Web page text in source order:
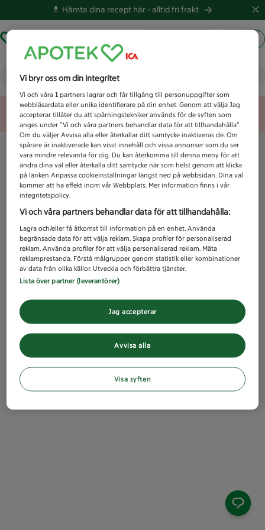
💊 Hämta dina recept här -alltid fri frakt
Vad letar du efter idag?
Unknown error
Vi bryr oss om din integritet
Vi och våra1 partners lagrar och får tillgång till personuppgifter som
webbläsardata eller unika identifierare på din enhet. Genom att välja Jag
accepterar tillåter du att spårningstekniker används för de syften som
anges under ”Vi och våra partners behandlar data för att tillhandahålla”.
Om du väljer Avvisa alla eller återkallar ditt samtycke inaktiveras de. Om
spårare är inaktiverade kan visst innehåll och vissa annonser som du ser
vara mindre relevanta för dig. Du kan återkomma till denna meny för att
ändra dina val eller återkalla ditt samtycke när som helst genom att klicka
på länken Anpassa cookieinställningar längst ned på webbsidan. Dina val
kommer att ha effekt inom vår Webbplats. Mer information finns i vår
integritetspolicy.
Vi och våra partners behandlar data för att tillhandahålla:
Lagra och/eller få åtkomst till information på en enhet. Använda
begränsade data för att välja reklam. Skapa profiler för personaliserad
reklam. Använda profiler för att välja personaliserad reklam. Mäta
reklamprestanda. Förstå målgrupper genom statistik eller kombinationer
av data från olika källor. Utveckla och förbättra tjänster.
Lista över partner (leverantörer)
Avvisa alla
Jag accepterar
Visa syften